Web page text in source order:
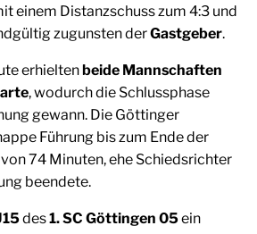
einem Distanzschuss zum 4:3 und
zugunsten derGastgeber.
erhielten beide Mannschaften
, wodurch die Schlussphase
gewann. Die Göttinger
Führung bis zum Ende der
74 Minuten, ehe Schiedsrichter
beendete.
des1. SC Göttingen 05ein